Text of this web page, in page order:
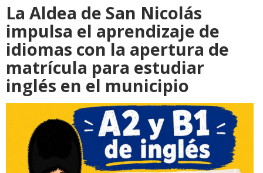
La Aldea de San Nicolás
impulsa el aprendizaje de
idiomas con la apertura de
matrícula para estudiar
inglés en el municipio